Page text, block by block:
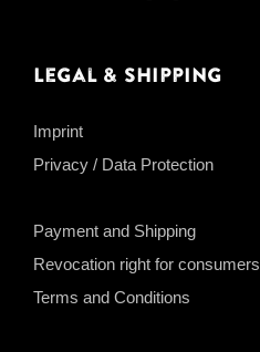
Legal & Shipping
Imprint
Privacy / Data Protection
Payment and Shipping
Revocation right for consumers
Terms and Conditions